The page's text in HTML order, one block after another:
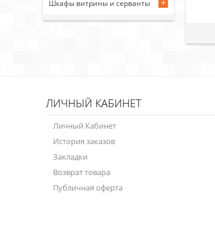
Шкафы витрины и серванты
ЛИЧНЫЙ КАБИНЕТ
Личный Кабинет
История заказов
Закладки
Возврат товара
Публичная оферта